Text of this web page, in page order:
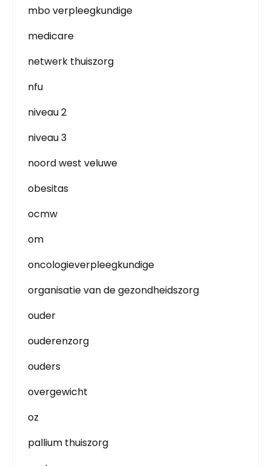
mbo verpleegkundige
medicare
netwerk thuiszorg
nfu
niveau 2
niveau 3
noord west veluwe
obesitas
ocmw
om
oncologieverpleegkundige
organisatie van de gezondheidszorg
ouder
ouderenzorg
ouders
overgewicht
oz
pallium thuiszorg